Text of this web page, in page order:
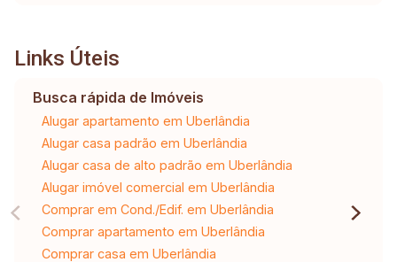
Links Úteis
Busca rápida de Imóveis
Alugar apartamento em Uberlândia
Alugar casa padrão em Uberlândia
Alugar casa de alto padrão em Uberlândia
Alugar imóvel comercial em Uberlândia
Comprar em Cond./Edif. em Uberlândia
Comprar apartamento em Uberlândia
Comprar casa em Uberlândia